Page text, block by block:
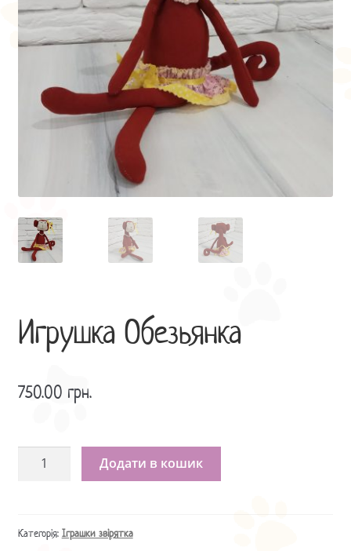
Игрушка Обезьянка
750.00 грн.
Игрушка
Додати в кошик
Категорія: Іграшки звірятка